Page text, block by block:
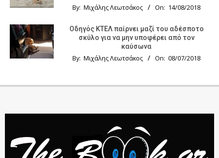
By: Μιχάλης Λεωτσάκος On: 14/08/2018
Οδηγός KTΕΛ παίρνει μαζί του αδέσποτο
σκύλο για να μην υποφέρει από τον
καύσωνα
By: Μιχάλης Λεωτσάκος On: 08/07/2018